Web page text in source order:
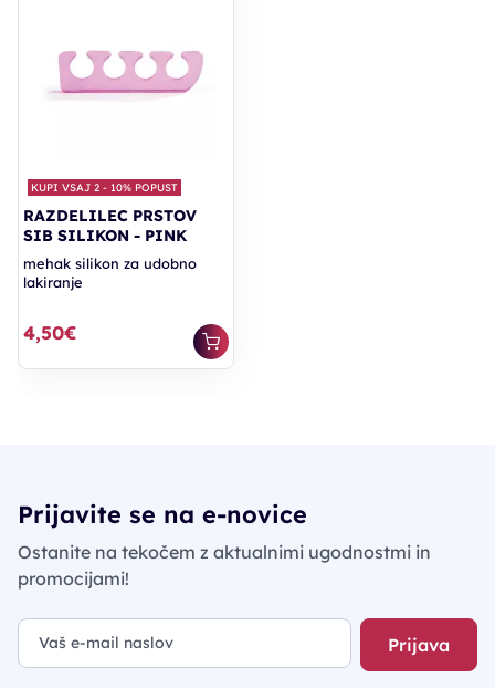
KUPI VSAJ 2 - 10% POPUST
RAZDELILEC PRSTOV
SIB SILIKON - PINK
mehak silikon za udobno
lakiranje
4,50€
Prijavite se na e-novice
Ostanite na tekočem z aktualnimi ugodnostmi in
promocijami!
Prijava